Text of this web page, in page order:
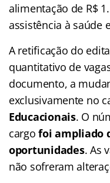
alimentação de R$
assistência à saúde
A retificação do
quantitativo de
documento, a
exclusivamente no
Educacionais. O
cargofoi ampliado
oportunidades. As
não sofreram